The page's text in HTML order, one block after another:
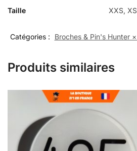
Taille XXS,
Catégories : Broches & Pin's Hunter
Produits similaires